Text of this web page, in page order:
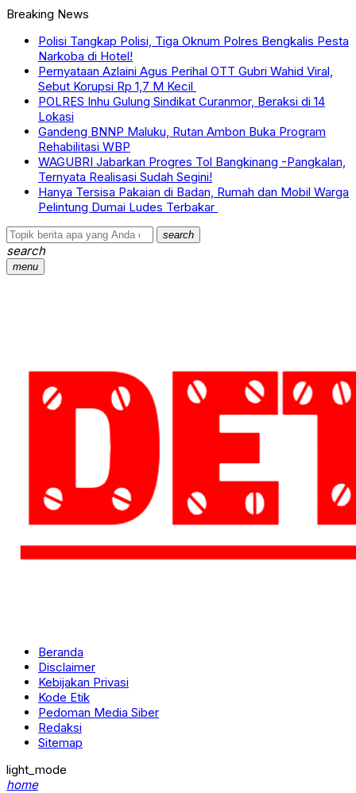
Breaking News
Polisi Tangkap Polisi, Tiga Oknum Polres Bengkalis Pesta
Narkoba di Hotel!
Pernyataan Azlaini Agus Perihal OTT Gubri Wahid Viral,
Sebut Korupsi Rp 1,7 M Kecil
POLRES Inhu Gulung Sindikat Curanmor, Beraksi di 14
Lokasi
Gandeng BNNP Maluku, Rutan Ambon Buka Program
Rehabilitasi WBP
WAGUBRI Jabarkan Progres Tol Bangkinang -Pangkalan,
Ternyata Realisasi Sudah Segini!
Hanya Tersisa Pakaian di Badan, Rumah dan Mobil Warga
Pelintung Dumai Ludes Terbakar
search
search
menu
Beranda
Disclaimer
Kebijakan Privasi
Kode Etik
Pedoman Media Siber
Redaksi
Sitemap
light_mode
home